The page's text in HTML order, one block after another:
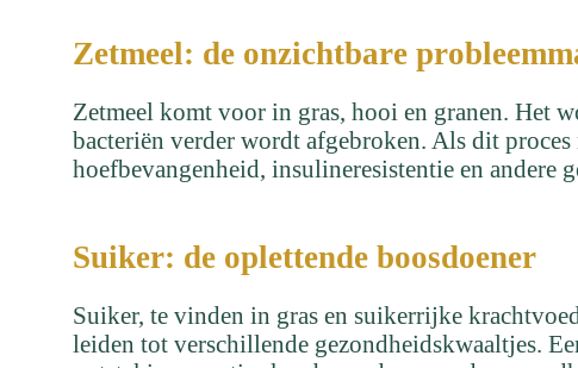
Zetmeel: de onzichtbare
Zetmeel komt voor in gras, hooi en granen. Het
bacteriën verder wordt afgebroken. Als dit
hoefbevangenheid, insulineresistentie en andere
Suiker: de oplettende boosdoener
Suiker, te vinden in gras en suikerrijke
leiden tot verschillende gezondheidskwaaltjes.